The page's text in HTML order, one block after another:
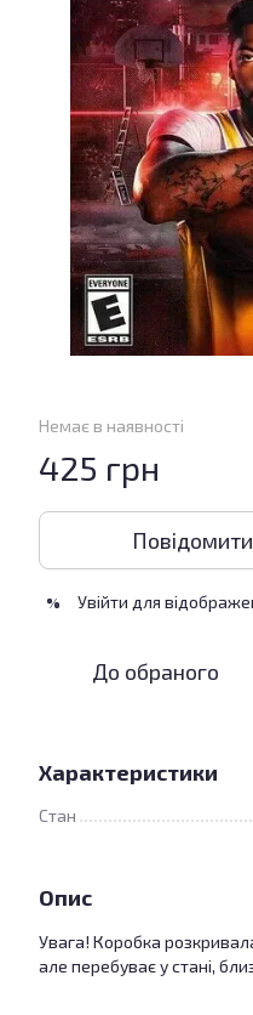
Немає в наявності
425 грн
% Увійти для
До обраного
Характеристики
Стан
Опис
Увага! Коробка
але перебуває у стані,